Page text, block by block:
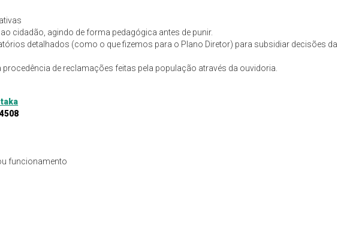
cidadão, agindo de forma pedagógica antes de punir.
detalhados (como o que fizemos para o Plano Diretor) para subsidiar decisões da
procedência de reclamações feitas pela população através da ouvidoria.
funcionamento